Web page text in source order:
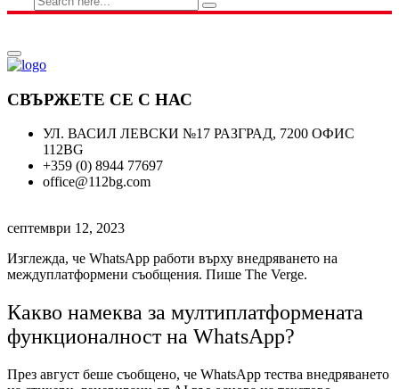
СВЪРЖЕТЕ СЕ С НАС
УЛ. ВАСИЛ ЛЕВСКИ №17 РАЗГРАД, 7200 ОФИС
112BG
+359 (0) 8944 77697
office@112bg.com
септември 12, 2023
Изглежда, че WhatsApp работи върху внедряването на
междуплатформени съобщения. Пише The Verge.
Какво намеква за мултиплатформената
функционалност на WhatsApp?
През август беше съобщено, че WhatsApp тества внедряването